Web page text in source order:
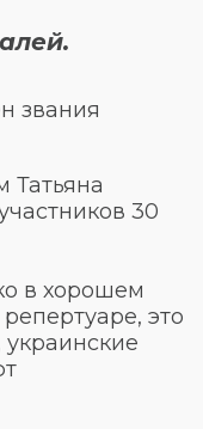
звания
Татьяна
30
в хорошем
это
украинские